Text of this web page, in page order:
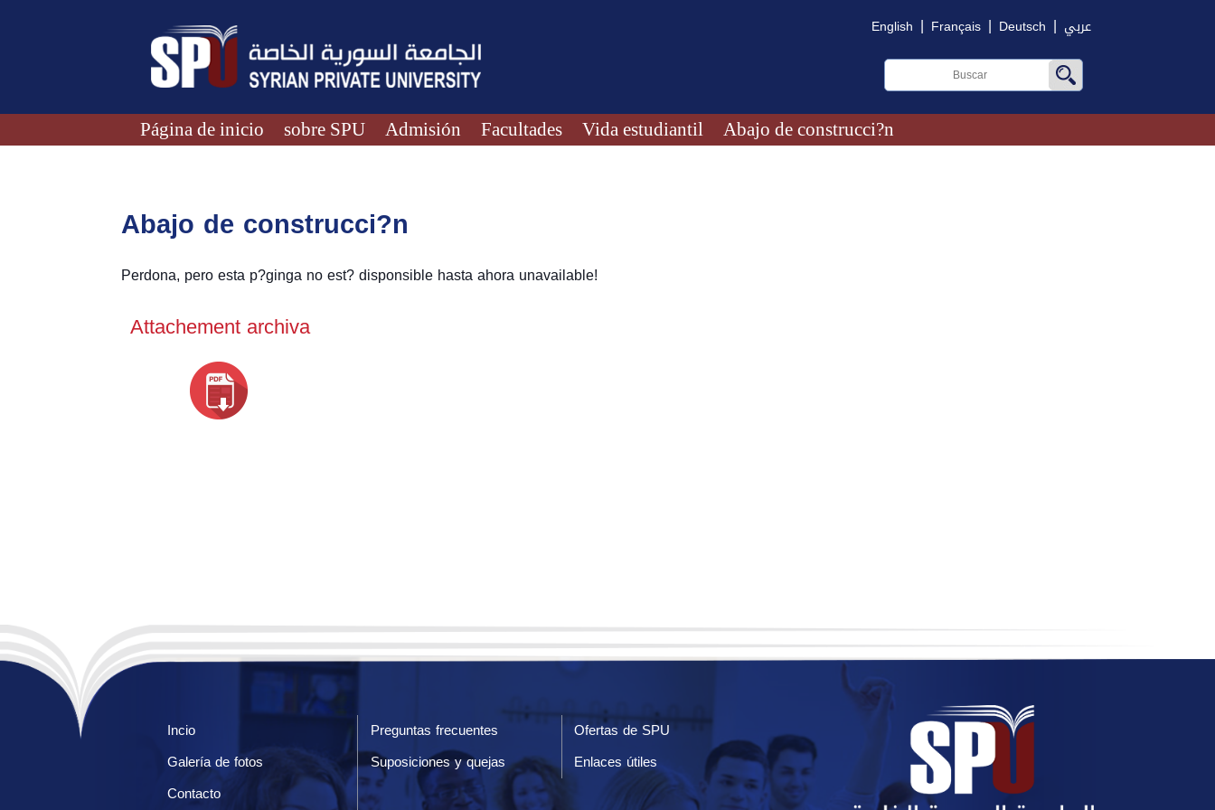
English | Français | Deutsch | عربي
Página de inicio sobre SPU Admisión Facultades Vida estudiantil Abajo de construcci?n
Abajo de construcci?n
Perdona, pero esta p?ginga no est? disponsible hasta ahora unavailable!
Attachement archiva
Incio Preguntas frecuentes
Ofertas de SPU
Galería de fotos
Suposiciones y quejas
Enlaces útiles
Contacto